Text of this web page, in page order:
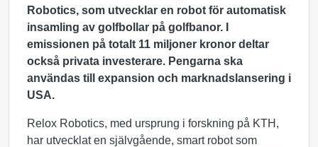
Robotics, som utvecklar en robot för automatisk
insamling av golfbollar på golfbanor. I
emissionen på totalt 11 miljoner kronor deltar
också privata investerare. Pengarna ska
användas till expansion och marknadslansering i
USA.
Relox Robotics, med ursprung i forskning på KTH,
har utvecklat en självgående, smart robot som